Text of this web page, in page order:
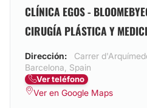
CLÍNICA EGOS -
CIRUGÍA PLÁSTICA Y
Dirección:
Carrer
Barcelona, Spain
Ver teléfono
Ver en Google Maps